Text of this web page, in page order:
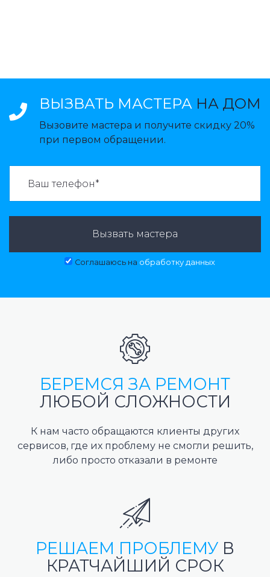
ВЫЗВАТЬ МАСТЕРА НА ДОМ
Вызовите мастера и получите скидку 20%
при первом обращении.
Вызвать мастера
Соглашаюсь на обработку данных
БЕРЕМСЯ ЗА РЕМОНТ
ЛЮБОЙ СЛОЖНОСТИ
К нам часто обращаются клиенты других
сервисов, где их проблему не смогли решить,
либо просто отказали в ремонте
РЕШАЕМ ПРОБЛЕМУ В
КРАТЧАЙШИЙ СРОК